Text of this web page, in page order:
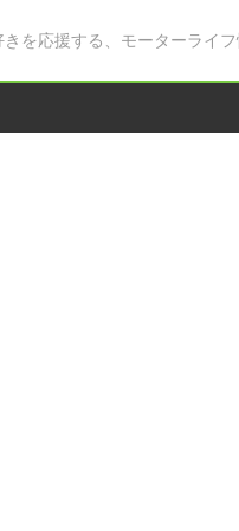
を応援する、モーターライフ